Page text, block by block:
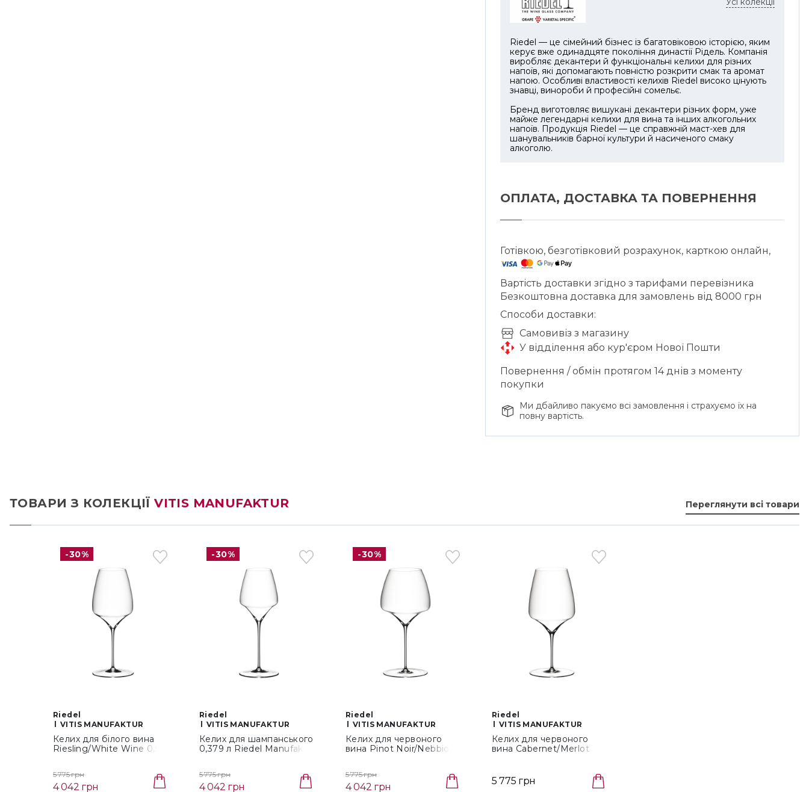
відчуття, підсилюючи враження від кожного ковтка.
майстрами RIEDEL за принципом «форма слідує за
функцією». Ледь помітне гравіювання
рекомендованого сорту винограду підкреслює
професійний підхід до дизайну, а природні
унікальним.
Виріб постачається у фірмовій подарунковій коробці
RIEDEL, що робить його бездоганним подарунком для
елегантністю.
Riedel — це сімейний бізнес із багатовіковою історією, яким
керує вже одинадцяте покоління династії Рідель. Компанія
виробляє декантери й функціональні келихи для різних
напоїв, які допомагають повністю розкрити смак та аромат
напою. Особливі властивості келихів Riedel високо цінують
знавці, винороби й професійні сомельє.
Бренд виготовляє вишукані декантери різних форм, уже
майже легендарні келихи для вина та інших алкогольних
напоїв. Продукція Riedel — це справжній маст-хев для
шанувальників барної культури й насиченого смаку
алкоголю.
ОПЛАТА, ДОСТАВКА ТА ПОВЕРНЕННЯ
Готівкою, безготівковий розрахунок, карткою онлайн,
Вартість доставки згідно з тарифами перевізника
Безкоштовна доставка для замовлень від 8000 грн
Способи доставки:
Cамовивіз з магазину
У відділення або кур'єром Нової Пошти
Повернення / обмін протягом 14 днів з моменту
покупки
Ми дбайливо пакуємо всі замовлення і страхуємо їх на
повну вартість.
ТОВАРИ З КОЛЕКЦІЇVITIS MANUFAKTUR Переглянути всі товари
-30%
Riedel
VITIS MANUFAKTUR
Келих для білого вина
Riesling/White Wine 0,545
5 775 грн
4 042 грн
-30%
Riedel
VITIS MANUFAKTUR
Келих для шампанського
0,379 л Riedel Manufaktur
5 775 грн
4 042 грн
-30%
Riedel
VITIS MANUFAKTUR
Келих для червоного
вина Pinot Noir/Nebbiolo
5 775 грн
4 042 грн
Riedel
VITIS MANUFAKTUR
Келих для червоного
вина Cabernet/Merlot
5 775 грн